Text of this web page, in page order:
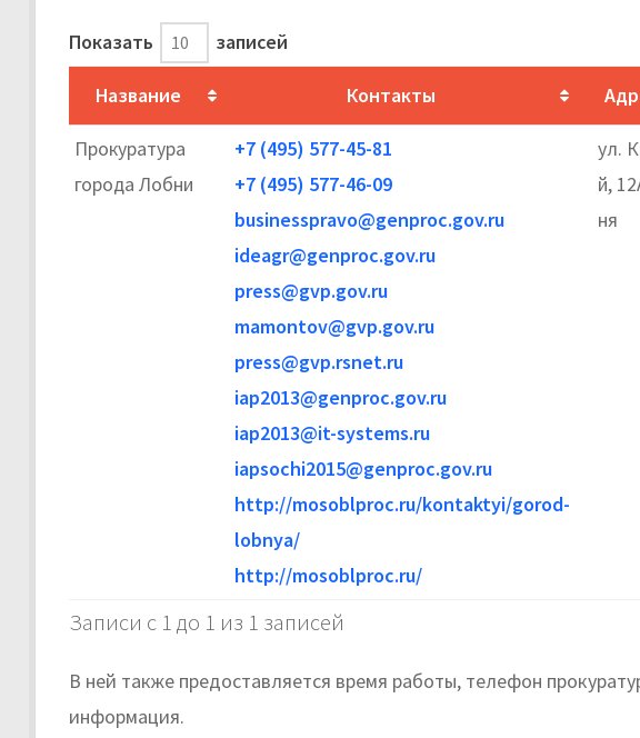
Показать записей
Название Контакты
Прокуратура
города Лобни
+7 (495) 577-45-81
+7 (495) 577-46-09
businesspravo@genproc.gov.ru
ideagr@genproc.gov.ru
press@gvp.gov.ru
mamontov@gvp.gov.ru
press@gvp.rsnet.ru
iap2013@genproc.gov.ru
iap2013@it-systems.ru
iapsochi2015@genproc.gov.ru
http://mosoblproc.ru/kontaktyi/gorod-
lobnya/
http://mosoblproc.ru/
ул.
й,
ня
Записи с 1 до 1 из 1 записей
В ней также предоставляется время работы, телефон
информация.